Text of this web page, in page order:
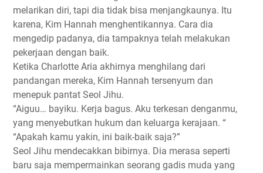
melarikan diri, tapi dia tidak bisa menjangkaunya. Itu
karena, Kim Hannah menghentikannya. Cara dia
mengedip padanya, dia tampaknya telah melakukan
pekerjaan dengan baik.
Ketika Charlotte Aria akhirnya menghilang dari
pandangan mereka, Kim Hannah tersenyum dan
menepuk pantat Seol Jihu.
“Aiguu… bayiku. Kerja bagus. Aku terkesan denganmu,
yang menyebutkan hukum dan keluarga kerajaan. “
“Apakah kamu yakin, ini baik-baik saja?”
Seol Jihu mendecakkan bibirnya. Dia merasa seperti
baru saja mempermainkan seorang gadis muda yang